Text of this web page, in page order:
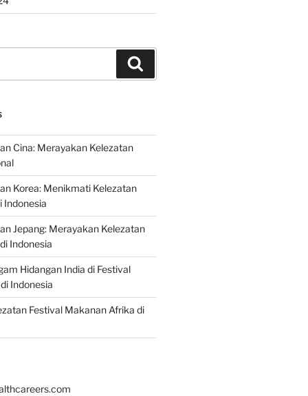
Cina: Merayakan Kelezatan
Korea: Menikmati Kelezatan
Indonesia
Jepang: Merayakan Kelezatan
Indonesia
Hidangan India di Festival
Indonesia
Festival Makanan Afrika di